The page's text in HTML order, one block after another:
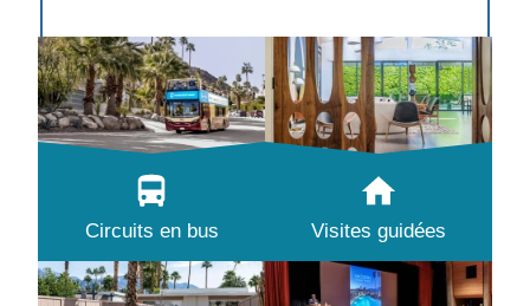
Circuits en bus Visites guidées